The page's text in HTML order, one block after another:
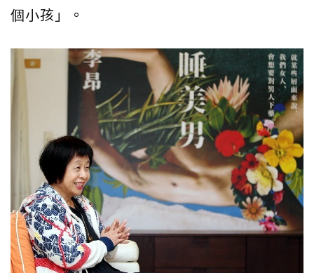
個小孩」。